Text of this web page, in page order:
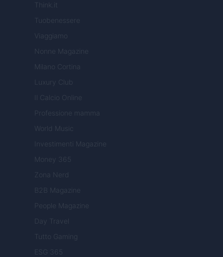
Think.it
Tuobenessere
Viaggiamo
Nonne Magazine
Milano Cortina
Luxury Club
Il Calcio Online
Professione mamma
World Music
Investimenti Magazine
Money 365
Zona Nerd
B2B Magazine
People Magazine
Day Travel
Tutto Gaming
ESG 365